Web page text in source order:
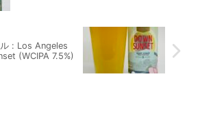
: Los Angeles
(WCIPA 7.5%)